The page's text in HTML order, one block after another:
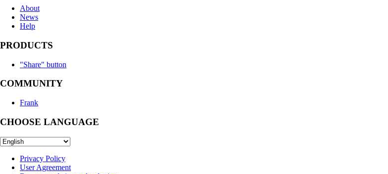
About
News
Help
PRODUCTS
"Share" button
COMMUNITY
Frank
CHOOSE LANGUAGE
Privacy Policy
User Agreement